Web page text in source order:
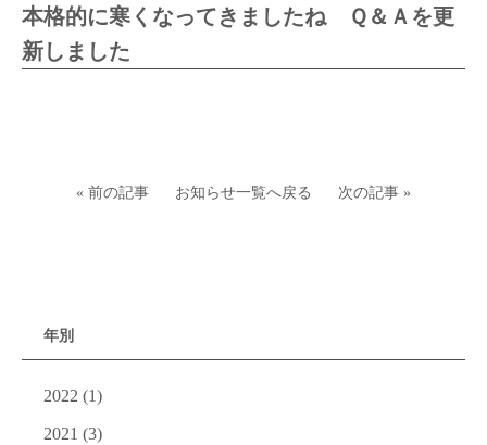
本格的に寒くなってきましたね Ｑ＆Ａを更
新しました
« 前の記事 お知らせ一覧へ戻る 次の記事 »
年別
2022 (1)
2021 (3)